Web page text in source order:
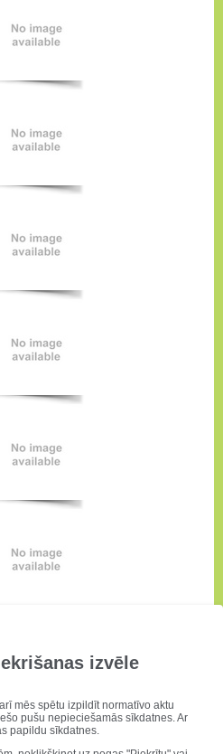
izvēle
mēs spētu izpildīt normatīvo aktu
pušu nepieciešamās sīkdatnes. Ar
papildu sīkdatnes.